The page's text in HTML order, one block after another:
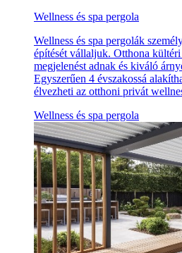
Wellness és spa pergola
Wellness és spa pergolák
építését vállaljuk. Otthona
megjelenést adnak és kiváló
Egyszerűen 4 évszakossá
élvezheti az otthoni privát
Wellness és spa pergola